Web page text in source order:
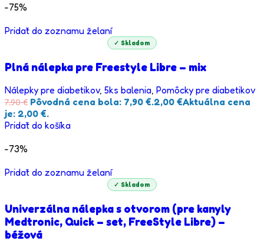
-75%
Pridať do zoznamu želaní
✓ Skladom
Plná nálepka pre Freestyle Libre – mix
Nálepky pre diabetikov, 5ks balenia, Pomôcky pre diabetikov
7,90€ Pôvodná cena bola: 7,90 €.2,00 €Aktuálna cena
je: 2,00 €.
Pridať do košíka
-73%
Pridať do zoznamu želaní
✓ Skladom
Univerzálna nálepka s otvorom (pre kanyly
Medtronic, Quick – set, FreeStyle Libre) –
béžová